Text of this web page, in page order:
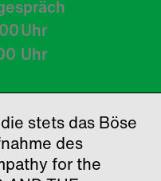
Uhr
Uhr
stets das Böse
des
for the